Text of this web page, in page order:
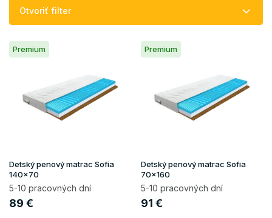
o
d
Otvoriť filter
V
ý
u
k
t
o
Premium
Detský penový matrac Sofia
140x70
5-10 pracovných dní
89 €
Premium
Detský penový matrac Sofia
70x160
5-10 pracovných dní
91 €